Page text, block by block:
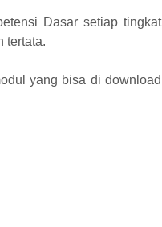
Dasar setiap tingkat
tertata.
yang bisa di download